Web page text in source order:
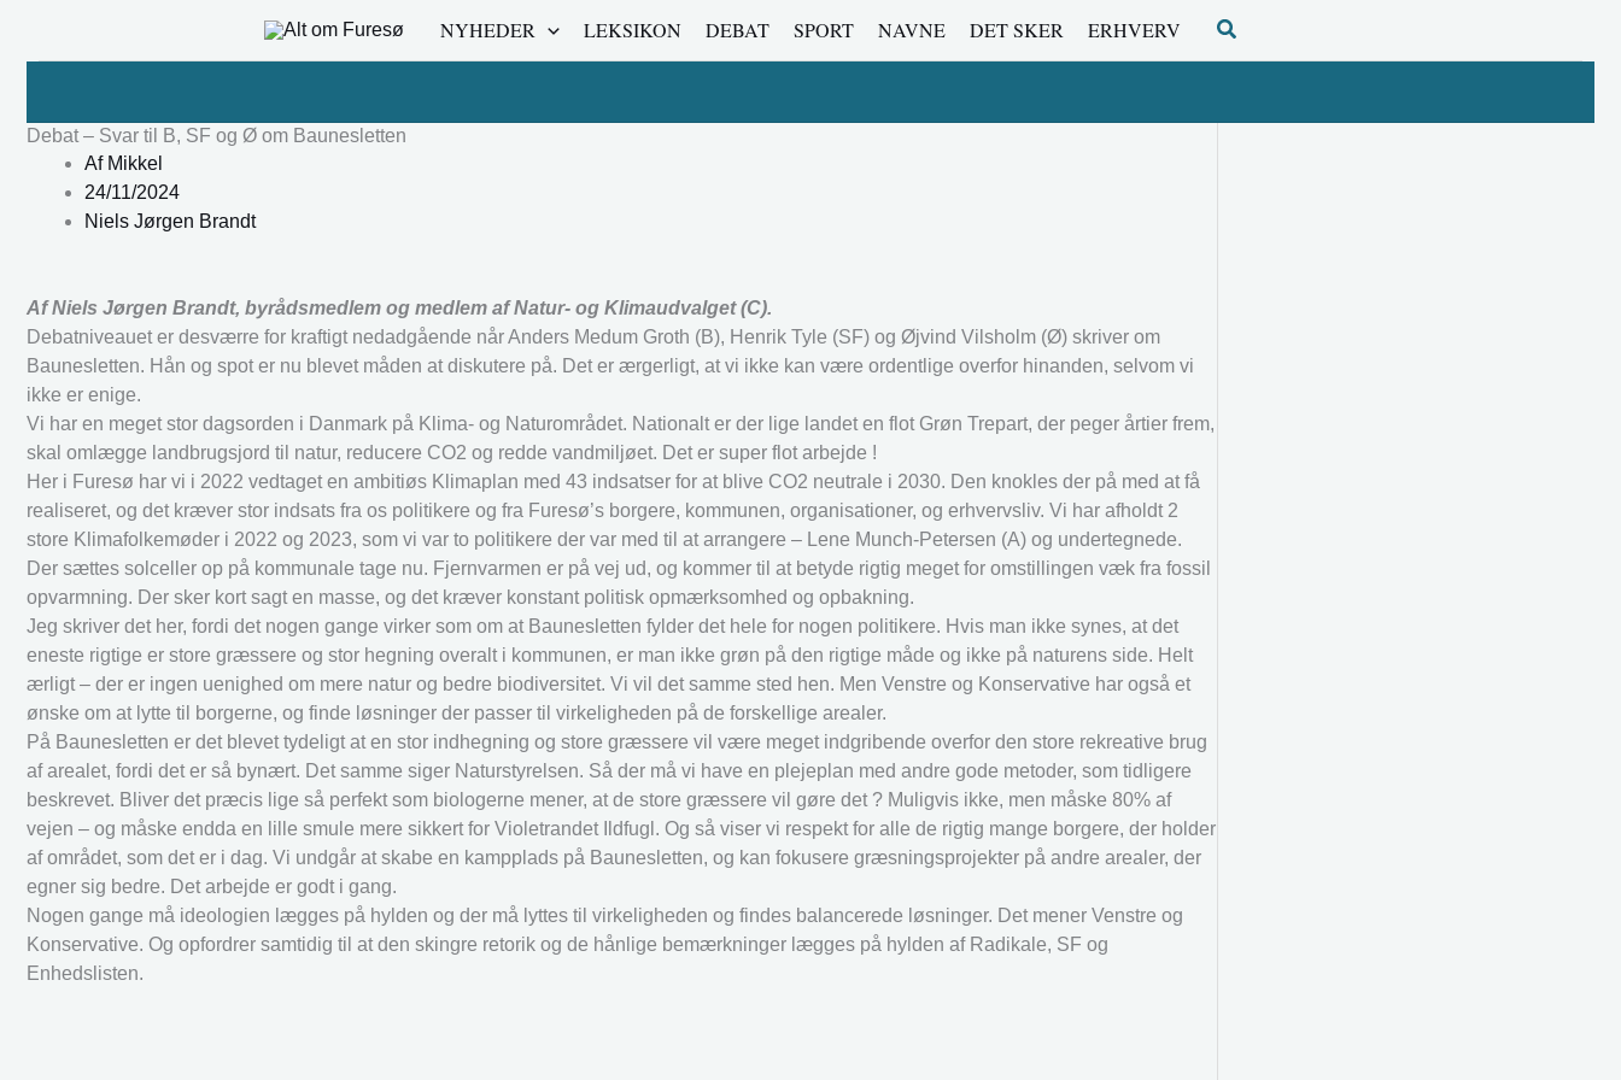
NYHEDER LEKSIKON DEBAT SPORT NAVNE DET SKER ERHVERV Søg
Debat – Svar til B, SF og Ø om Baunesletten
AfMikkel
24/11/2024
Niels Jørgen Brandt
Af Niels Jørgen Brandt, byrådsmedlem og medlem af Natur- og Klimaudvalget (C).
Debatniveauet er desværre for kraftigt nedadgående når Anders Medum Groth (B), Henrik Tyle (SF) og Øjvind Vilsholm (Ø) skriver om
Baunesletten. Hån og spot er nu blevet måden at diskutere på. Det er ærgerligt, at vi ikke kan være ordentlige overfor hinanden, selvom vi
ikke er enige.
Vi har en meget stor dagsorden i Danmark på Klima- og Naturområdet. Nationalt er der lige landet en flot Grøn Trepart, der peger årtier frem,
skal omlægge landbrugsjord til natur, reducere CO2 og redde vandmiljøet. Det er super flot arbejde !
Her i Furesø har vi i 2022 vedtaget en ambitiøs Klimaplan med 43 indsatser for at blive CO2 neutrale i 2030. Den knokles der på med at få
realiseret, og det kræver stor indsats fra os politikere og fra Furesø’s borgere, kommunen, organisationer, og erhvervsliv. Vi har afholdt 2
store Klimafolkemøder i 2022 og 2023, som vi var to politikere der var med til at arrangere – Lene Munch-Petersen (A) og undertegnede.
Der sættes solceller op på kommunale tage nu. Fjernvarmen er på vej ud, og kommer til at betyde rigtig meget for omstillingen væk fra fossil
opvarmning. Der sker kort sagt en masse, og det kræver konstant politisk opmærksomhed og opbakning.
Jeg skriver det her, fordi det nogen gange virker som om at Baunesletten fylder det hele for nogen politikere. Hvis man ikke synes, at det
eneste rigtige er store græssere og stor hegning overalt i kommunen, er man ikke grøn på den rigtige måde og ikke på naturens side. Helt
ærligt – der er ingen uenighed om mere natur og bedre biodiversitet. Vi vil det samme sted hen. Men Venstre og Konservative har også et
ønske om at lytte til borgerne, og finde løsninger der passer til virkeligheden på de forskellige arealer.
På Baunesletten er det blevet tydeligt at en stor indhegning og store græssere vil være meget indgribende overfor den store rekreative brug
af arealet, fordi det er så bynært. Det samme siger Naturstyrelsen. Så der må vi have en plejeplan med andre gode metoder, som tidligere
beskrevet. Bliver det præcis lige så perfekt som biologerne mener, at de store græssere vil gøre det ? Muligvis ikke, men måske 80% af
vejen – og måske endda en lille smule mere sikkert for Violetrandet Ildfugl. Og så viser vi respekt for alle de rigtig mange borgere, der holder
af området, som det er i dag. Vi undgår at skabe en kampplads på Baunesletten, og kan fokusere græsningsprojekter på andre arealer, der
egner sig bedre. Det arbejde er godt i gang.
Nogen gange må ideologien lægges på hylden og der må lyttes til virkeligheden og findes balancerede løsninger. Det mener Venstre og
Konservative. Og opfordrer samtidig til at den skingre retorik og de hånlige bemærkninger lægges på hylden af Radikale, SF og
Enhedslisten.